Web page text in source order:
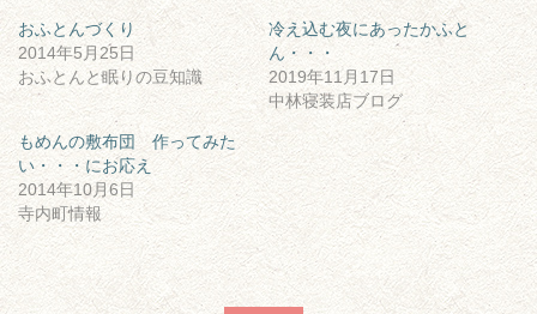
おふとんづくり
2014年5月25日
おふとんと眠りの豆知識
冷え込む夜にあったかふと
ん・・・
2019年11月17日
中林寝装店ブログ
もめんの敷布団 作ってみた
い・・・にお応え
2014年10月6日
寺内町情報